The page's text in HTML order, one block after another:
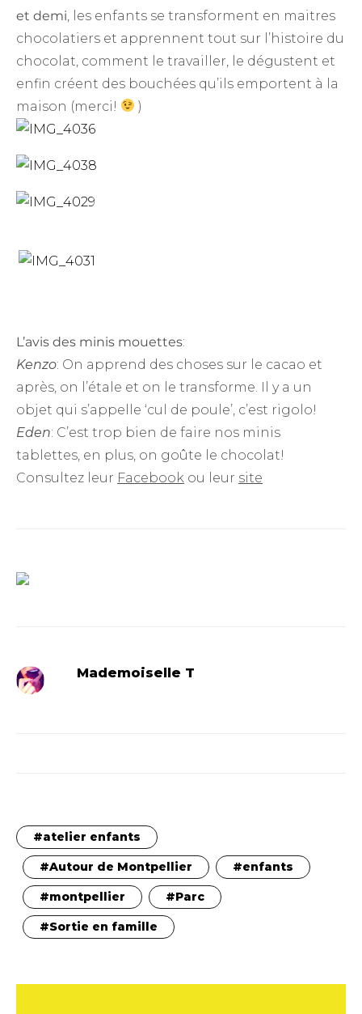
et demi , les enfants se transforment en maitres
chocolatiers et apprennent tout sur l’histoire du
chocolat, comment le travailler, le dégustent et
enfin créent des bouchées qu’ils emportent à la
maison (merci!
)
L’avis des minis mouettes:
Kenzo: On apprend des choses sur le cacao et
après, on l’étale et on le transforme. Il y a un
objet qui s’appelle ‘cul de poule’, c’est rigolo!
Eden: C’est trop bien de faire nos minis
tablettes, en plus, on goûte le chocolat!
Consultez leur Facebook ou leur site
Mademoiselle T
atelier enfants
Autour de Montpellier enfants
montpellier Parc
Sortie en famille